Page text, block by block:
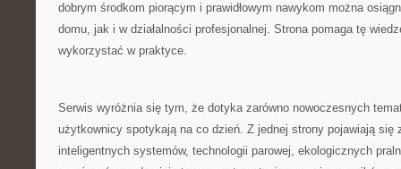
dobrym środkom piorącym i prawidłowym nawykom można
domu, jak i w działalności profesjonalnej. Strona pomaga tę
wykorzystać w praktyce.
Serwis wyróżnia się tym, że dotyka zarówno nowoczesnych
użytkownicy spotykają na co dzień. Z jednej strony pojawiają się
inteligentnych systemów, technologii parowej, ekologicznych